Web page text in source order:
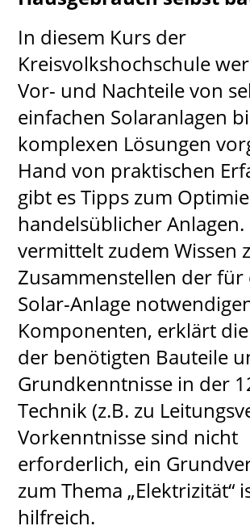
In diesem Kurs der
Kreisvolkshochschule
Vor- und Nachteile von
einfachen Solaranlagen
komplexen Lösungen
Hand von praktischen
gibt es Tipps zum
handelsüblicher
vermittelt zudem Wissen
Zusammenstellen der für
Solar-Anlage
Komponenten, erklärt
der benötigten Bauteile
Grundkenntnisse in der
Technik (z.B. zu
Vorkenntnisse sind nicht
erforderlich, ein
zum Thema „Elektrizität“
hilfreich.